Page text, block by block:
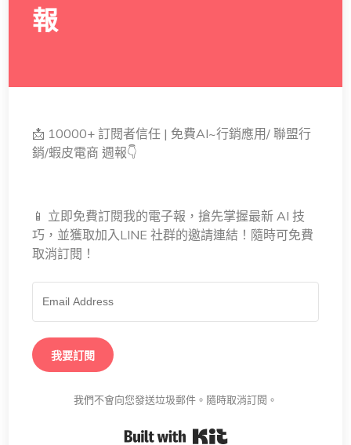
報
📩 10000+ 訂閱者信任 | 免費AI~行銷應用/ 聯盟行
銷/蝦皮電商 週報👇
📱 立即免費訂閱我的電子報，搶先掌握最新 AI 技
巧，並獲取加入LINE 社群的邀請連結！隨時可免費
取消訂閱！
我要訂閱
我們不會向您發送垃圾郵件。隨時取消訂閱。
Built with Kit